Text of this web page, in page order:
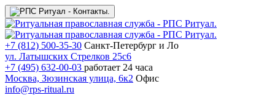
+7 (812) 500-35-30 Санкт-Петербург и Ло
ул. Латышских Стрелков 25с6
+7 (495) 632-00-03 работает 24 часа
Москва, Зюзинская улица, 6к2 Офис
info@rps-ritual.ru